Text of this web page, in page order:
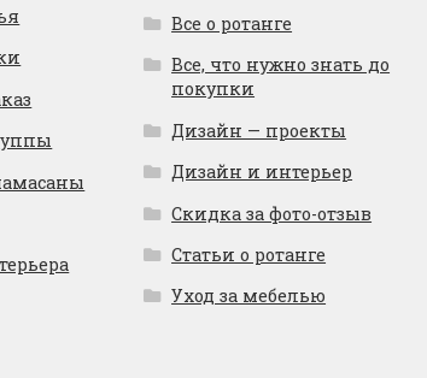
Все о ротанге
Все, что нужно знать до
покупки
Дизайн — проекты
Дизайн и интерьер
Скидка за фото-отзыв
Статьи о ротанге
Уход за мебелью